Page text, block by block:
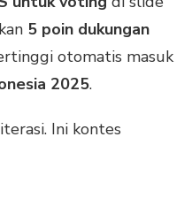
5 poin dukungan
otomatis masuk
2025.
Ini kontes